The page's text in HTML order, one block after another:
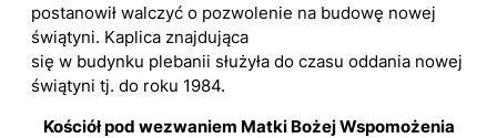
postanowił walczyć o pozwolenie na budowę nowej
świątyni. Kaplica znajdująca
się w budynku plebanii służyła do czasu oddania nowej
świątyni tj. do roku 1984.
Kościół pod wezwaniem Matki Bożej Wspomożenia